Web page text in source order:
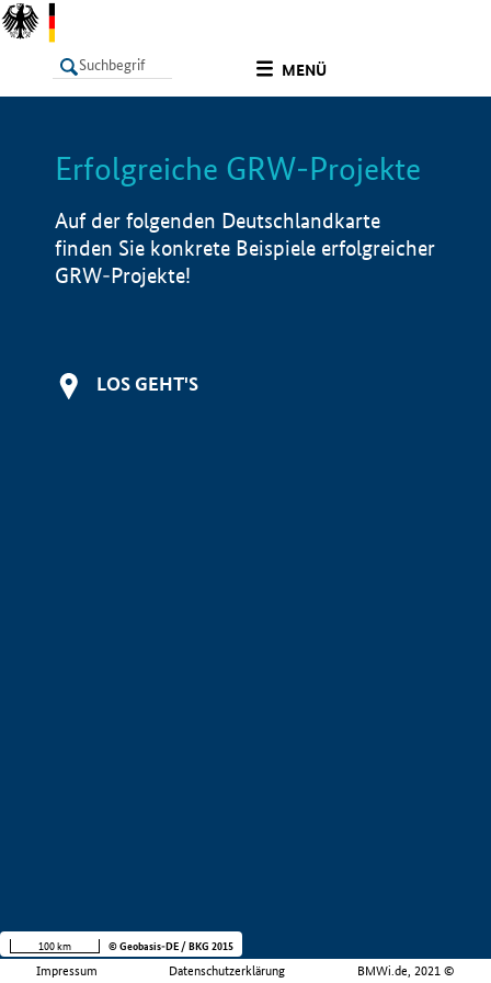
MENÜ
LISTE Info
Erfolgreiche GRW-Projekte
Auf der folgenden Deutschlandkarte
finden Sie konkrete Beispiele erfolgreicher
GRW-Projekte!
LOS GEHT'S
Impressum Datenschutzerklärung BMWi.de, 2021 ©
100 km © Geobasis-DE / BKG 2015